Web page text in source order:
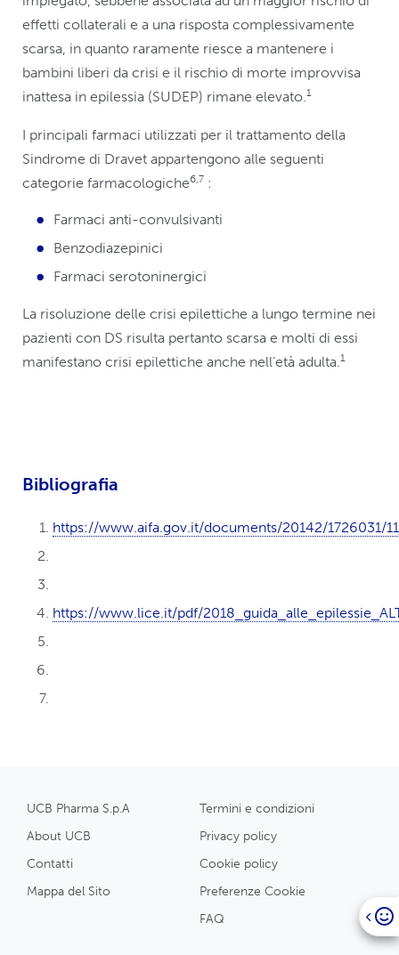
effetti collaterali e a una risposta complessivamente
scarsa, in quanto raramente riesce a mantenere i
bambini liberi da crisi e il rischio di morte improvvisa
inattesa in epilessia (SUDEP) rimane elevato.1
I principali farmaci utilizzati per il trattamento della
Sindrome di Dravet appartengono alle seguenti
categorie farmacologiche6,7 :
Farmaci anti-convulsivanti
Benzodiazepinici
Farmaci serotoninergici
La risoluzione delle crisi epilettiche a lungo termine nei
pazienti con DS risulta pertanto scarsa e molti di essi
manifestano crisi epilettiche anche nell’età adulta.1
Bibliografia
https://www.aifa.gov.it/documents/20142/1726031/
https://www.lice.it/pdf/
UCB Pharma S.p.A
About UCB
Contatti
Mappa del Sito
Termini e condizioni
Privacy policy
Cookie policy
Preferenze Cookie
FAQ